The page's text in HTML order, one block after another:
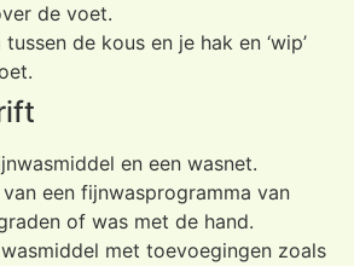
de voet.
de kous en je hak en ‘wip’
en een wasnet.
een fijnwasprogramma van
of was met de hand.
met toevoegingen zoals